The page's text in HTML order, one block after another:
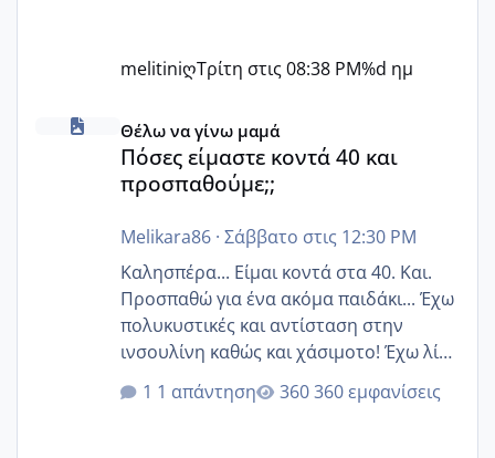
melitiniღΤρίτη στις 08:38 PM%d ημ
Πόσες είμαστε κοντά 40 και προσπαθούμε;;
Θέλω να γίνω μαμά
Πόσες είμαστε κοντά 40 και
προσπαθούμε;;
Melikara86· Σάββατο στις 12:30 PM
Καλησπέρα... Είμαι κοντά στα 40. Και.
Προσπαθώ για ένα ακόμα παιδάκι... Έχω
πολυκυστικές και αντίσταση στην
ινσουλίνη καθώς και χάσιμοτο! Έχω λίγα
κιλά παραπάνω και όσο κ αν προσπαθώ
δεν χάνω εύκολα! Προσπαθώ για ακόμη
1 απάντηση 360 εμφανίσεις